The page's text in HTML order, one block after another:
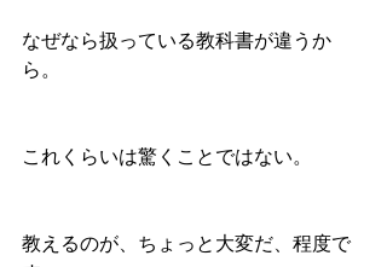
なぜなら扱っている教科書が違うか
ら。
これくらいは驚くことではない。
教えるのが、ちょっと大変だ、程度で